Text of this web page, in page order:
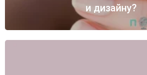
и дизайну?